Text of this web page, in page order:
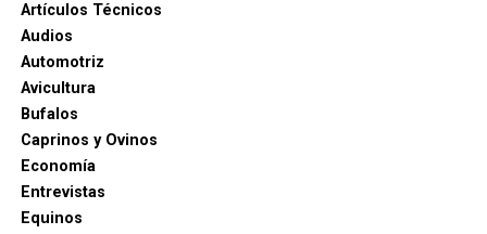
Artículos Técnicos
Audios
Automotriz
Avicultura
Bufalos
Caprinos y Ovinos
Economía
Entrevistas
Equinos